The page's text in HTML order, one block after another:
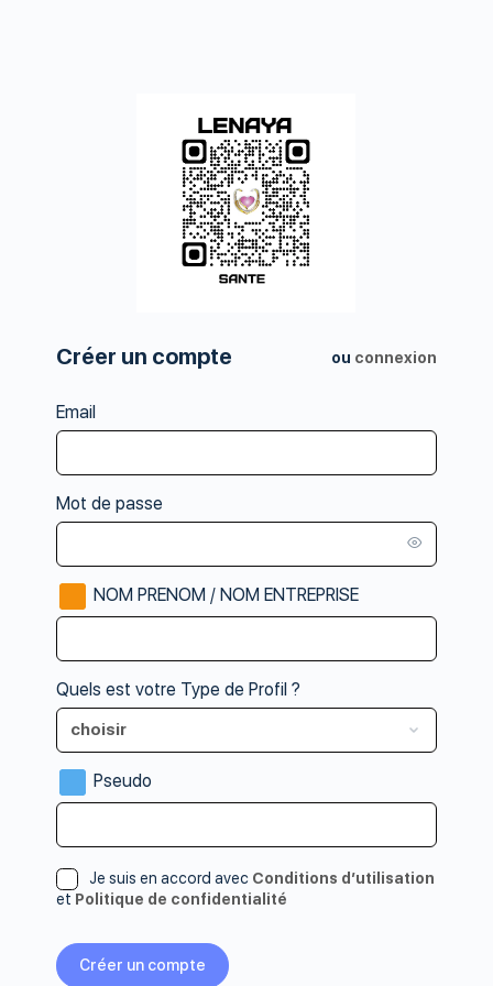
Créer un compte ou connexion
Email
Mot de passe
NOM PRENOM / NOM ENTREPRISE
Quels est votre Type de Profil ?
Pseudo
Je suis en accord avec Conditions d’utilisation
et Politique de confidentialité